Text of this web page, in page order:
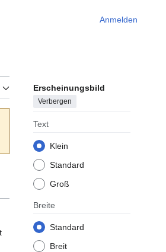
Anmelden
Erscheinungsbild
Verbergen
Text
Klein
Standard
Groß
Breite
Standard
Breit